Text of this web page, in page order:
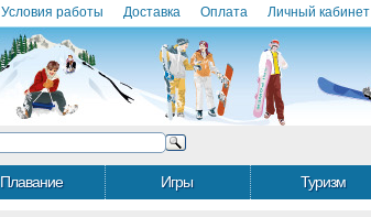
Условия работы Доставка Оплата Личный кабинет
Плавание Игры Туризм